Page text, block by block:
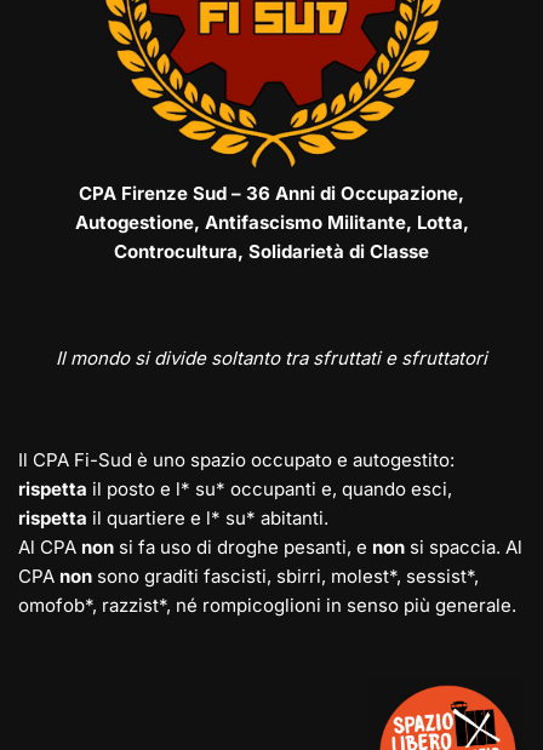
CPA Firenze Sud – 36 Anni di Occupazione,
Autogestione, Antifascismo Militante, Lotta,
Controcultura, Solidarietà di Classe
Il mondo si divide soltanto tra sfruttati e sfruttatori
Il CPA Fi-Sud è uno spazio occupato e autogestito:
rispetta il posto e l* su* occupanti e, quando esci,
rispetta il quartiere e l* su* abitanti.
Al CPA non si fa uso di droghe pesanti, e non si spaccia. Al
CPA non sono graditi fascisti, sbirri, molest*, sessist*,
omofob*, razzist*, né rompicoglioni in senso più generale.